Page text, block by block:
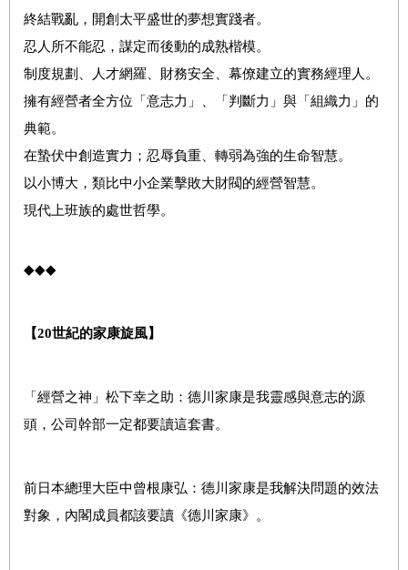
終結戰亂，開創太平盛世的夢想實踐者。
忍人所不能忍，謀定而後動的成熟楷模。
制度規劃、人才網羅、財務安全、幕僚建立的實務經理人。
擁有經營者全方位「意志力」、「判斷力」與「組織力」的
典範。
在蟄伏中創造實力；忍辱負重、轉弱為強的生命智慧。
以小博大，類比中小企業擊敗大財閥的經營智慧。
現代上班族的處世哲學。
◆◆◆
【20世紀的家康旋風】
「經營之神」松下幸之助：德川家康是我靈感與意志的源
頭，公司幹部一定都要讀這套書。
前日本總理大臣中曾根康弘：德川家康是我解決問題的效法
對象，內閣成員都該要讀 《德川家康》。